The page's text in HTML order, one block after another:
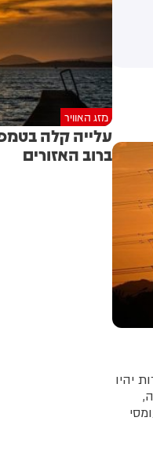
יהיו
מזג האוויר
עלייה קלה
ברוב האזורים